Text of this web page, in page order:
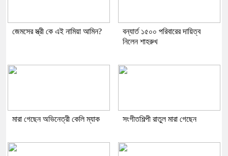
জেমসের স্ত্রী কে এই নামিয়া আমিন?
বন্যার্ত ১৫০০ পরিবারের দায়িত্ব
নিলেন শাহরুখ
মারা গেছেন অভিনেত্রী কেলি ম্যাক সংগীতশিল্পী রাতুল মারা গেছেন